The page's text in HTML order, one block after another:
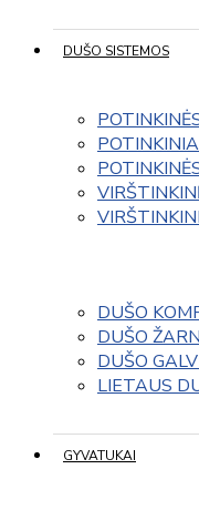
DUŠO SISTEMOS
DUŠO
DUŠO
DUŠO
LIETAUS
GYVATUKAI